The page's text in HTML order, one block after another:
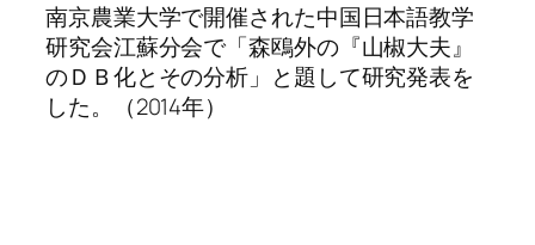
南京農業大学で開催された中国日本語教学
研究会江蘇分会で「森鴎外の『山椒大夫』
のＤＢ化とその分析」と題して研究発表を
した。（2014年）